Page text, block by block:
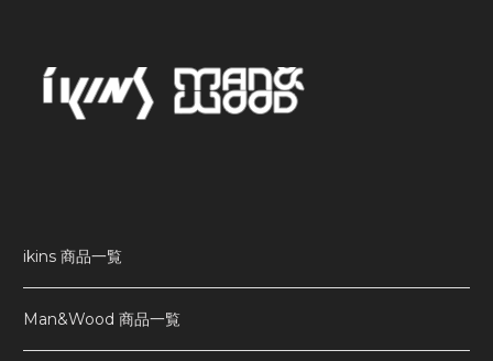
ikins 商品一覧
Man&Wood 商品一覧